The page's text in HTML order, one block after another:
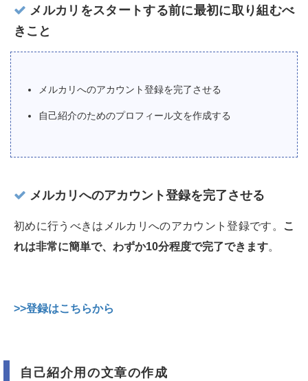
メルカリをスタートする前に最初に取り組むべ
きこと
メルカリへのアカウント登録を完了させる
自己紹介のためのプロフィール文を作成する
メルカリへのアカウント登録を完了させる
初めに行うべきはメルカリへのアカウント登録です。
こ
れは非常に簡単で、わずか10分程度で完了できます。
>>登録はこちらから
自己紹介用の文章の作成